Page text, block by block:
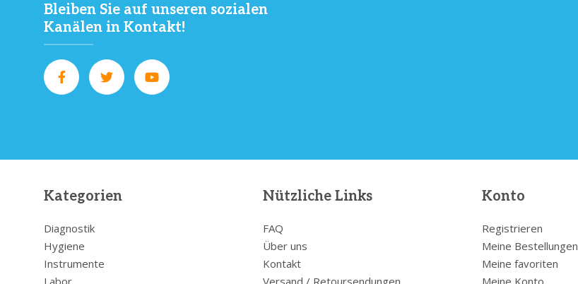
Bleiben Sie auf unseren sozialen
Kanälen in Kontakt!
Kategorien
Diagnostik
Hygiene
Instrumente
Labor
Nützliche Links
FAQ
Über uns
Kontakt
Versand / Retoursendungen
Konto
Registrieren
Meine Bestellungen
Meine favoriten
Meine Konto